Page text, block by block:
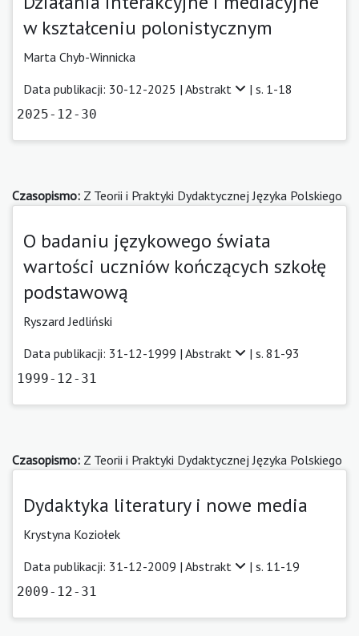
w kształceniu polonistycznym
Marta Chyb-Winnicka
Data publikacji: 30-12-2025 | Abstrakt | s. 1-18
2025-12-30
Czasopismo: Z Teorii i Praktyki Dydaktycznej Języka Polskiego
O badaniu językowego świata
wartości uczniów kończących szkołę
podstawową
Ryszard Jedliński
Data publikacji: 31-12-1999 | Abstrakt | s. 81-93
1999-12-31
Czasopismo: Z Teorii i Praktyki Dydaktycznej Języka Polskiego
Dydaktyka literatury i nowe media
Krystyna Koziołek
Data publikacji: 31-12-2009 | Abstrakt | s. 11-19
2009-12-31